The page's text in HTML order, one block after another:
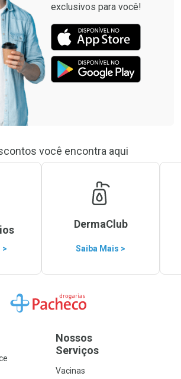
exclusivos para você!
você encontra aqui
>
DermaClub
Saiba Mais >
Ir para a Home
Nossos
Serviços
Vacinas